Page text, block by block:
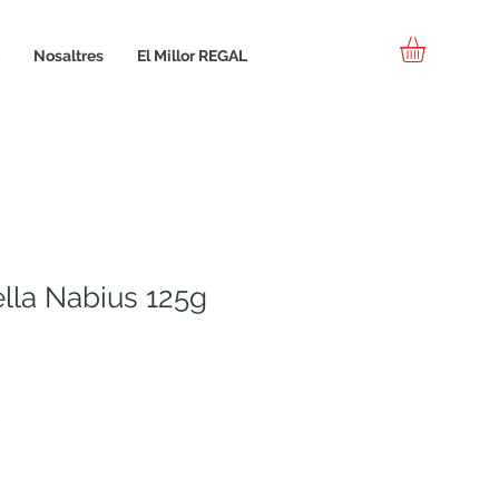
Nosaltres El Millor REGAL
Nabius 125g